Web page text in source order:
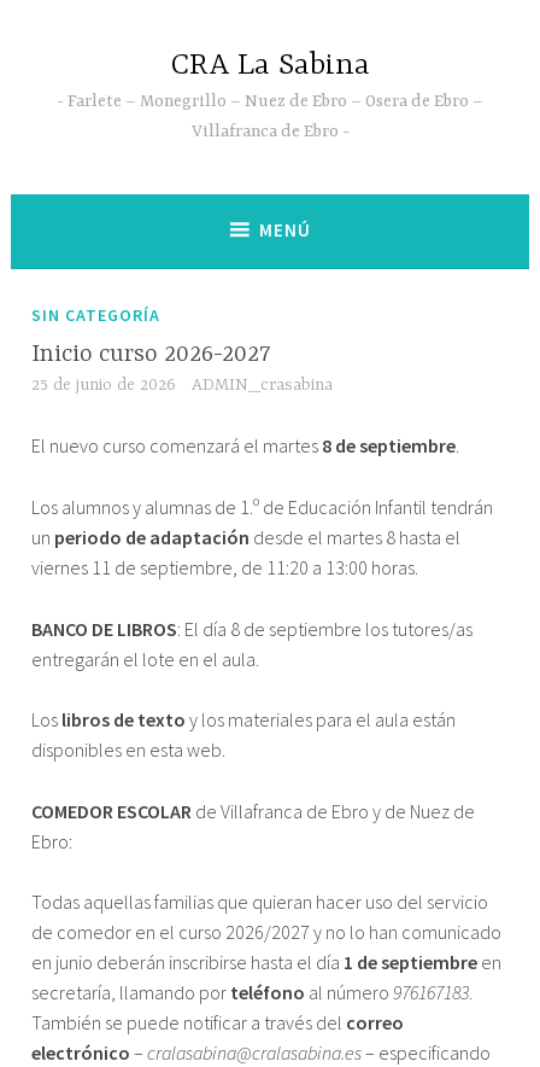
CRA La Sabina
Farlete – Monegrillo – Nuez de Ebro – Osera de Ebro –
Villafranca de Ebro
MENÚ
SIN CATEGORÍA
Inicio curso 2026-2027
25 de junio de 2026 ADMIN_crasabina
El nuevo curso comenzará el martes 8 de septiembre.
Los alumnos y alumnas de 1.º de Educación Infantil tendrán
un periodo de adaptación desde el martes 8 hasta el
viernes 11 de septiembre, de 11:20 a 13:00 horas.
BANCO DE LIBROS: El día 8 de septiembre los tutores/as
entregarán el lote en el aula.
Los libros de textoy los materiales para el aula están
disponibles en esta web.
COMEDOR ESCOLAR de Villafranca de Ebro y de Nuez de
Ebro:
Todas aquellas familias que quieran hacer uso del servicio
de comedor en el curso 2026/2027 y no lo han comunicado
en junio deberán inscribirse hasta el día 1 de septiembre en
secretaría, llamando por teléfono al número976167183.
También se puede notificar a través del correo
electrónico –cralasabina@cralasabina.es– especificando